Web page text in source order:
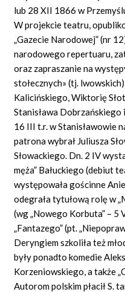
lub 28 XII 1866 w
W projekcie teatru,
„Gazecie Narodowej” (nr
narodowego repertuaru,
oraz zapraszanie na
stołecznych» (tj.
Kalicińskiego, Wiktorię
Stanisława
16 III t.r. w Stanisławowie
patrona wybrał Juliusza
Słowackiego. Dn. 2 IV
męża” Bałuckiego (debiut
występowała gościnne
odegrała tytułową rolę w
(wg „Nowego Korbuta” – 5
„Fantazego” (pt.
Deryngiem szkoliła też
były ponadto komedie
Korzeniowskiego, a także
Autorom polskim płacił S.